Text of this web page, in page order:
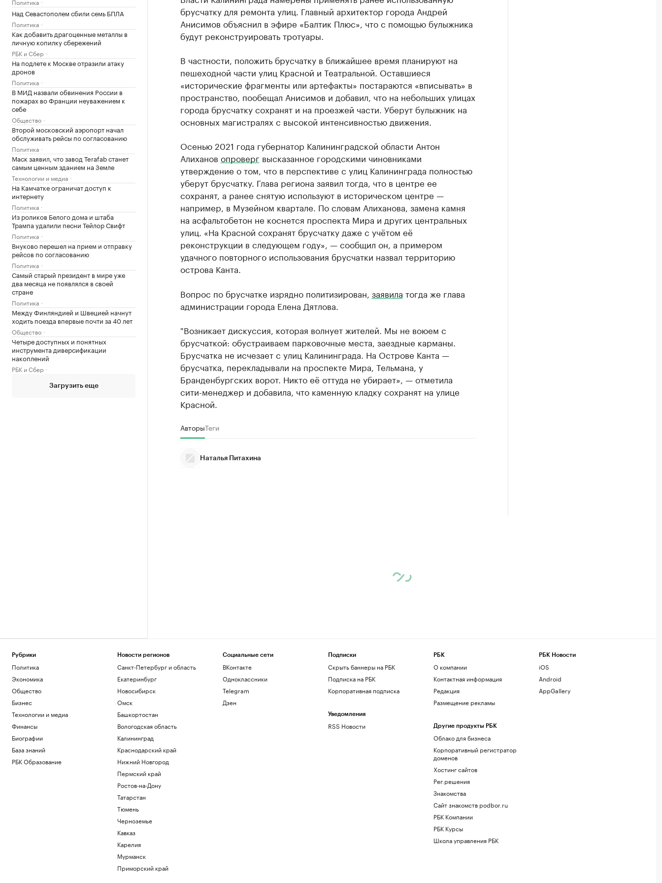
Над Севастополем сбили семь БПЛА
Политика
Как добавить драгоценные металлы в
личную копилку сбережений
РБК и Сбер
На подлете к Москве отразили атаку
дронов
Политика
В МИД назвали обвинения России в
пожарах во Франции неуважением к
себе
Общество
Второй московский аэропорт начал
обслуживать рейсы по согласованию
Политика
Маск заявил, что завод Terafab станет
самым ценным зданием на Земле
Технологии и медиа
На Камчатке ограничат доступ к
интернету
Политика
Из роликов Белого дома и штаба
Трампа удалили песни Тейлор Свифт
Политика
Внуково перешел на прием и отправку
рейсов по согласованию
Политика
Самый старый президент в мире уже
два месяца не появлялся в своей
стране
Политика
Между Финляндией и Швецией начнут
ходить поезда впервые почти за 40 лет
Общество
Четыре доступных и понятных
инструмента диверсификации
накоплений
РБК и Сбер
Загрузить еще
брусчатку для ремонта улиц. Главный архитектор города Андрей
Анисимов объяснил в эфире «Балтик Плюс», что с помощью булыжника
будут реконструировать тротуары.
В частности, положить брусчатку в ближайшее время планируют на
пешеходной части улиц Красной и Театральной. Оставшиеся
«исторические фрагменты или артефакты» постараются «вписывать» в
пространство, пообещал Анисимов и добавил, что на небольших улицах
города брусчатку сохранят и на проезжей части. Уберут булыжник на
основных магистралях с высокой интенсивностью движения.
Осенью 2021 года губернатор Калининградской области Антон
Алиханов опроверг высказанное городскими чиновниками
утверждение о том, что в перспективе с улиц Калининграда полностью
уберут брусчатку. Глава региона заявил тогда, что в центре ее
сохранят, а ранее снятую используют в историческом центре —
например, в Музейном квартале. По словам Алиханова, замена камня
на асфальтобетон не коснется проспекта Мира и других центральных
улиц. «На Красной сохранят брусчатку даже с учётом её
реконструкции в следующем году», — сообщил он, а примером
удачного повторного использования брусчатки назвал территорию
острова Канта.
Вопрос по брусчатке изрядно политизирован, заявила тогда же глава
администрации города Елена Дятлова.
"Возникает дискуссия, которая волнует жителей. Мы не воюем с
брусчаткой: обустраиваем парковочные места, заездные карманы.
Брусчатка не исчезает с улиц Калининграда. На Острове Канта —
брусчатка, перекладывали на проспекте Мира, Тельмана, у
Бранденбургских ворот. Никто её оттуда не убирает», — отметила
сити-менеджер и добавила, что каменную кладку сохранят на улице
Красной.
АвторыТеги
Наталья Питахина
Рубрики
Политика
Экономика
Общество
Бизнес
Технологии и медиа
Финансы
Биографии
База знаний
РБК Образование
Новости регионов
Санкт-Петербург и область
Екатеринбург
Новосибирск
Омск
Башкортостан
Вологодская область
Калининград
Краснодарский край
Нижний Новгород
Пермский край
Ростов-на-Дону
Татарстан
Тюмень
Черноземье
Кавказ
Карелия
Мурманск
Приморский край
Социальные сети
ВКонтакте
Одноклассники
Telegram
Дзен
Подписки
Скрыть баннеры на РБК
Подписка на РБК
Корпоративная подписка
Уведомления
RSS Новости
РБК
О компании
Контактная информация
Редакция
Размещение рекламы
Другие продукты РБК
Облако для бизнеса
Корпоративный регистратор
доменов
Хостинг сайтов
Рег.решения
Знакомства
Сайт знакомств podbor.ru
РБК Компании
РБК Курсы
Школа управления РБК
РБК Новости
iOS
Android
AppGallery